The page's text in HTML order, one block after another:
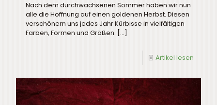
Nach dem durchwachsenen Sommer haben wir nun
alle die Hoffnung auf einen goldenen Herbst. Diesen
verschönern uns jedes Jahr Kürbisse in vielfältigen
Farben, Formen und Größen. […]
Artikel lesen